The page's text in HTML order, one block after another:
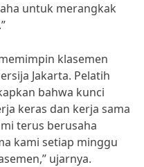
untuk merangkak
klasemen
Jakarta. Pelatih
bahwa kunci
keras dan kerja sama
terus berusaha
kami setiap minggu
ujarnya.